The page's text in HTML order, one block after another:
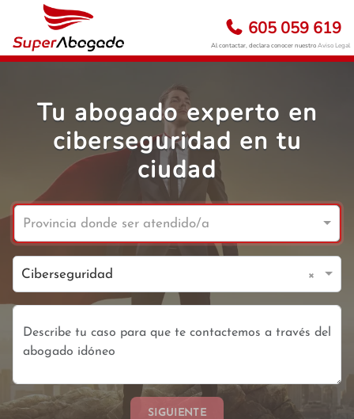
605 059 619
Al contactar, declara conocer nuestroAviso Legal
Tu abogado experto en
ciberseguridad en tu
ciudad
Provincia donde ser atendido/a
Ciberseguridad ×
SIGUIENTE